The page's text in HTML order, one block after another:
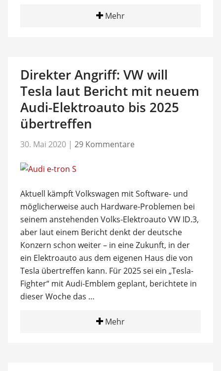
Mehr
Direkter Angriff: VW will
Tesla laut Bericht mit neuem
Audi-Elektroauto bis 2025
übertreffen
30. Mai 2020 | 29 Kommentare
Aktuell kämpft Volkswagen mit Software- und
möglicherweise auch Hardware-Problemen bei
seinem anstehenden Volks-Elektroauto VW ID.3,
aber laut einem Bericht denkt der deutsche
Konzern schon weiter – in eine Zukunft, in der
ein Elektroauto aus dem eigenen Haus die von
Tesla übertreffen kann. Für 2025 sei ein „Tesla-
Fighter“ mit Audi-Emblem geplant, berichtete in
dieser Woche das …
Mehr